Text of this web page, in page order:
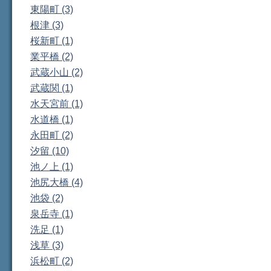
東陽町 (3)
根津 (3)
桜新町 (1)
業平橋 (2)
武蔵小山 (2)
武蔵関 (1)
水天宮前 (1)
水道橋 (1)
永田町 (2)
汐留 (10)
池ノ上 (1)
池尻大橋 (4)
池袋 (2)
泉岳寺 (1)
洗足 (1)
浅草 (3)
浜松町 (2)